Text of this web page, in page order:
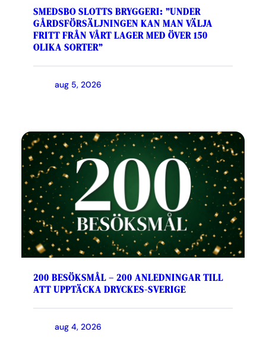
SMEDSBO SLOTTS BRYGGERI: ”UNDER
GÅRDSFÖRSÄLJNINGEN KAN MAN VÄLJA
FRITT FRÅN VÅRT LAGER MED ÖVER 150
OLIKA SORTER”
aug 5, 2026
200 BESÖKSMÅL – 200 ANLEDNINGAR TILL
ATT UPPTÄCKA DRYCKES-SVERIGE
aug 4, 2026